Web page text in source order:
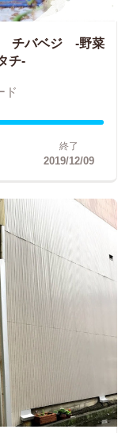
チバベジ -野菜
チ-
ド
終了
2019/12/09